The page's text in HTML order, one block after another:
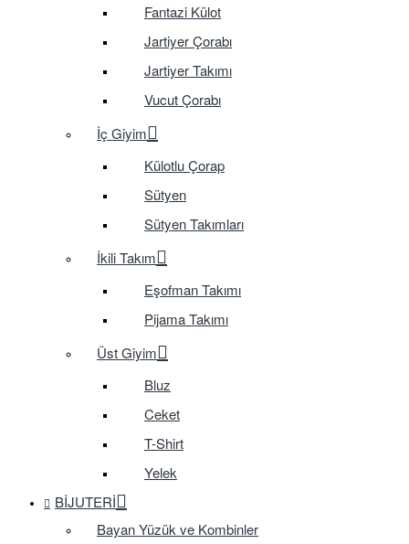
Fantazi Külot
Jartiyer Çorabı
Jartiyer Takımı
Vucut Çorabı
İç Giyim
Külotlu Çorap
Sütyen
Sütyen Takımları
İkili Takım
Eşofman Takımı
Pijama Takımı
Üst Giyim
Bluz
Ceket
T-Shirt
Yelek
BIJUTERI
Bayan Yüzük ve Kombinler